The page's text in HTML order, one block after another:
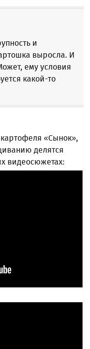
и
выросла. И
ему условия
какой-то
«Сынок»,
делятся
видеосюжетах: